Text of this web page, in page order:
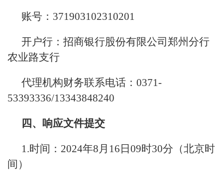
账号：371903102310201
开户行：招商银行股份有限公司郑州分行
农业路支行
代理机构财务联系电话：0371-
53393336/13343848240
四、响应文件提交
1.时间：2024年8月16日09时30分（北京时
间）